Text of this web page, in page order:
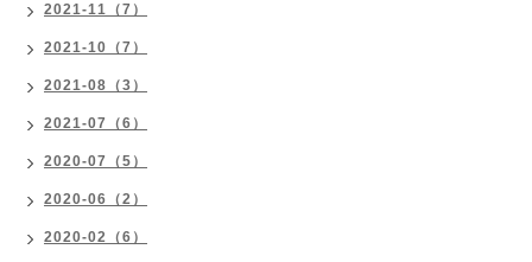
2021-11（7）
2021-10（7）
2021-08（3）
2021-07（6）
2020-07（5）
2020-06（2）
2020-02（6）